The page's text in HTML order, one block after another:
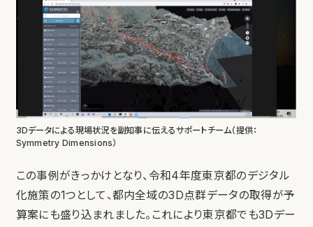
3Dデータによる現場状況を副知事に伝えるサポートチーム（提供：
Symmetry Dimensions）
この事例がきっかけとなり、令和4年度東京都のデジタル
化施策の1つとして、都内全域の3D点群データの取得が予
算案にも盛り込まれました。これにより東京都でも3Dデー